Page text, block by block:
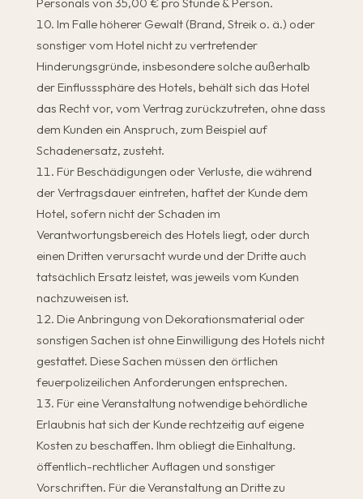
Im Falle höherer Gewalt (Brand, Streik o. ä.) oder
sonstiger vom Hotel nicht zu vertretender
Hinderungsgründe, insbesondere solche außerhalb
der Einflusssphäre des Hotels, behält sich das Hotel
das Recht vor, vom Vertrag zurückzutreten, ohne dass
dem Kunden ein Anspruch, zum Beispiel auf
Schadenersatz, zusteht.
Für Beschädigungen oder Verluste, die während
der Vertragsdauer eintreten, haftet der Kunde dem
Hotel, sofern nicht der Schaden im
Verantwortungsbereich des Hotels liegt, oder durch
einen Dritten verursacht wurde und der Dritte auch
tatsächlich Ersatz leistet, was jeweils vom Kunden
nachzuweisen ist.
Die Anbringung von Dekorationsmaterial oder
sonstigen Sachen ist ohne Einwilligung des Hotels nicht
gestattet. Diese Sachen müssen den örtlichen
feuerpolizeilichen Anforderungen entsprechen.
Für eine Veranstaltung notwendige behördliche
Erlaubnis hat sich der Kunde rechtzeitig auf eigene
Kosten zu beschaffen. Ihm obliegt die Einhaltung.
öffentlich-rechtlicher Auflagen und sonstiger
Vorschriften. Für die Veranstaltung an Dritte zu